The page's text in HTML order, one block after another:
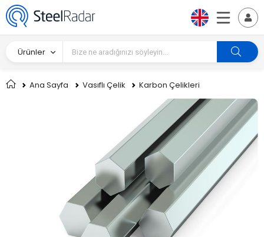
Ürünler
Ana Sayfa Vasıflı Çelik Karbon Çelikleri